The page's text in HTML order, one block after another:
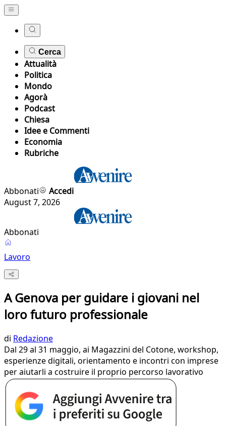
Cerca
Attualità
Politica
Mondo
Agorà
Podcast
Chiesa
Idee e Commenti
Economia
Rubriche
Abbonati
Accedi
August 7, 2026
Abbonati
Lavoro
A Genova per guidare i giovani nel
loro futuro professionale
di Redazione
Dal 29 al 31 maggio, ai Magazzini del Cotone, workshop,
esperienze digitali, orientamento e incontri con imprese
per aiutarli a costruire il proprio percorso lavorativo